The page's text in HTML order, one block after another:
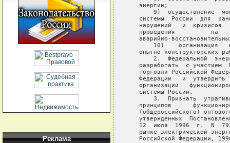
Реклама
   энергии;
9)  осуществление
системы  России  для
нарушений   и  кризисов
проведения          на
аварийно-
10)    организация
опытно-конструкторских
2.  Федеральной
разработать  с участием
торговли Российской
Федерации   и  утвердить
организации
   системы России.
3.  Признать
принципов
(общероссийского)
утвержденных
12  июля  1996  г.  N
рынке электрической
Российской Федерации,